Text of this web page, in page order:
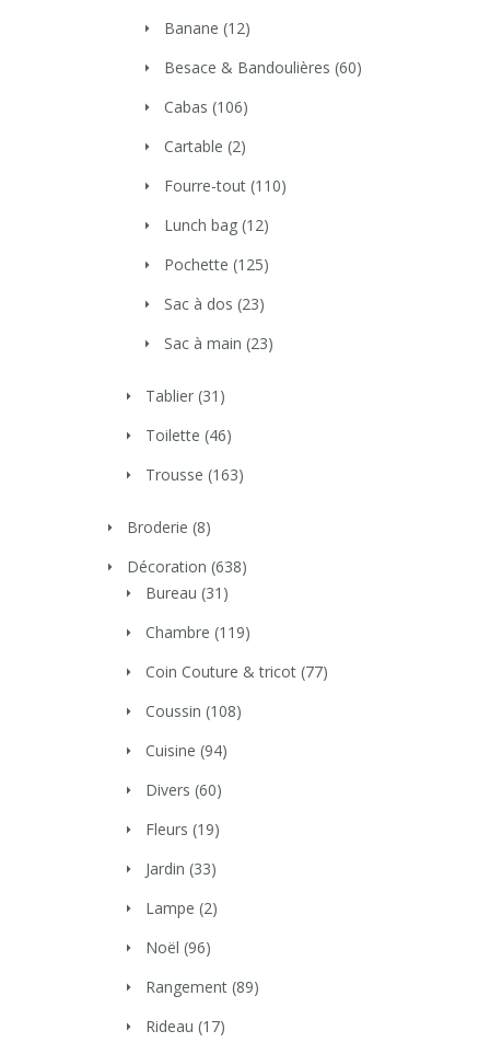
Banane (12)
Besace & Bandoulières (60)
Cabas (106)
Cartable (2)
Fourre-tout (110)
Lunch bag (12)
Pochette (125)
Sac à dos (23)
Sac à main (23)
Tablier (31)
Toilette (46)
Trousse (163)
Broderie (8)
Décoration (638)
Bureau (31)
Chambre (119)
Coin Couture & tricot (77)
Coussin (108)
Cuisine (94)
Divers (60)
Fleurs (19)
Jardin (33)
Lampe (2)
Noël (96)
Rangement (89)
Rideau (17)